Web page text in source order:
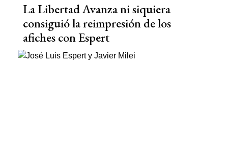
La Libertad Avanza ni siquiera
consiguió la reimpresión de los
afiches con Espert